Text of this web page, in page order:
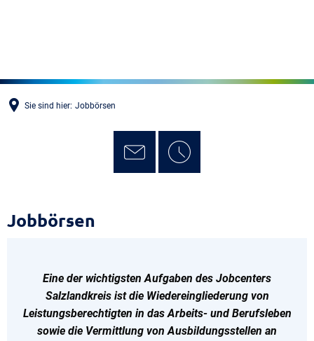
Sie sind hier: Jobbörsen
Jobbörsen
Jobbörsen
Eine der wichtigsten Aufgaben des Jobcenters
Salzlandkreis ist die Wiedereingliederung von
Leistungsberechtigten in das Arbeits- und Berufsleben
sowie die Vermittlung von Ausbildungsstellen an